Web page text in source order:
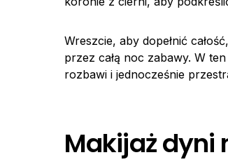
Wreszcie, aby dopełnić
przez całą noc zabawy. W
rozbawi i jednocześnie
Makijaż dyni